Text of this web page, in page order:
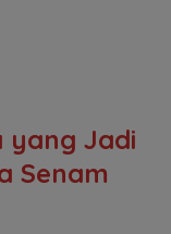
yang Jadi
Senam